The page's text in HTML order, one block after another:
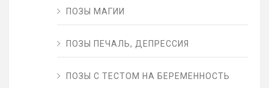
ПОЗЫ МАГИИ
ПОЗЫ ПЕЧАЛЬ, ДЕПРЕССИЯ
ПОЗЫ С ТЕСТОМ НА БЕРЕМЕННОСТЬ